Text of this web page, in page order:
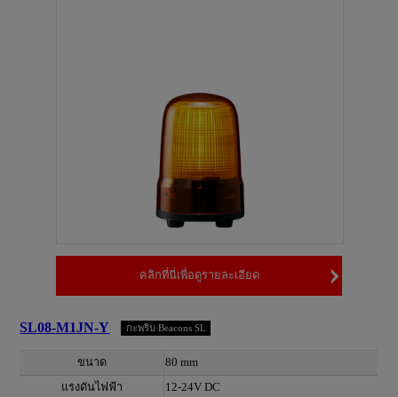
คลิกที่นี่เพื่อดูรายละเอียด
SL08-M1JN-Y กะพริบ Beacons SL
ขนาด
80 mm
แรงดันไฟฟ้า
12-24V DC